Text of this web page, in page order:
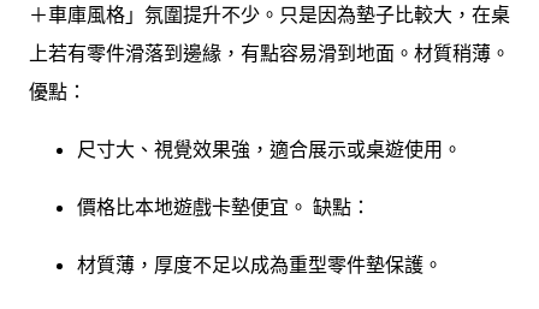
＋車庫風格」氛圍提升不少。只是因為墊子比較大，在桌
上若有零件滑落到邊緣，有點容易滑到地面。材質稍薄。
優點：
尺寸大、視覺效果強，適合展示或桌遊使用。
價格比本地遊戲卡墊便宜。 缺點：
材質薄，厚度不足以成為重型零件墊保護。